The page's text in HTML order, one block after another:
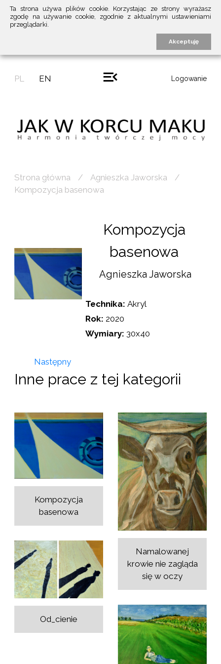
Ta strona używa plików cookie. Korzystając ze strony wyrażasz
zgodę na używanie cookie, zgodnie z aktualnymi ustawieniami
przeglądarki.
Akceptuję
PL EN Logowanie
Strona główna
Agnieszka Jaworska
Kompozycja basenowa
Kompozycja
basenowa
Agnieszka Jaworska
Technika:Akryl
Rok: 2020
Wymiary: 30x40
Następny
Inne prace z tej kategorii
Kompozycja
basenowa
Namalowanej
krowie nie zagląda
się w oczy
Od_cienie